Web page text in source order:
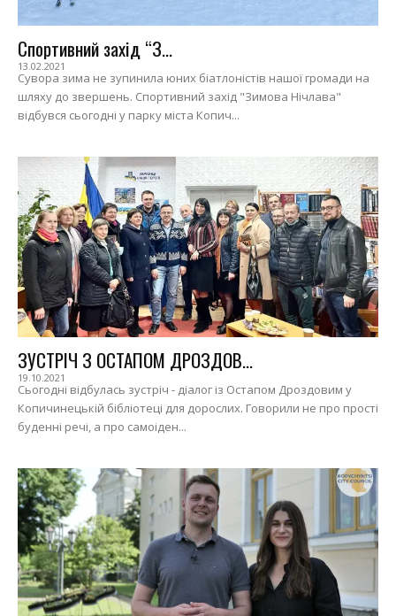
Спортивний захід “З...
13.02.2021
Сувора зима не зупинила юних біатлоністів нашої громади на
шляху до звершень. Спортивний захід "Зимова Нічлава"
відбувся сьогодні у парку міста Копич...
ЗУСТРІЧ З ОСТАПОМ ДРОЗДОВ...
19.10.2021
Сьогодні відбулась зустріч - діалог із Остапом Дроздовим у
Копичинецькій бібліотеці для дорослих. Говорили не про прості
буденні речі, а про самоіден...